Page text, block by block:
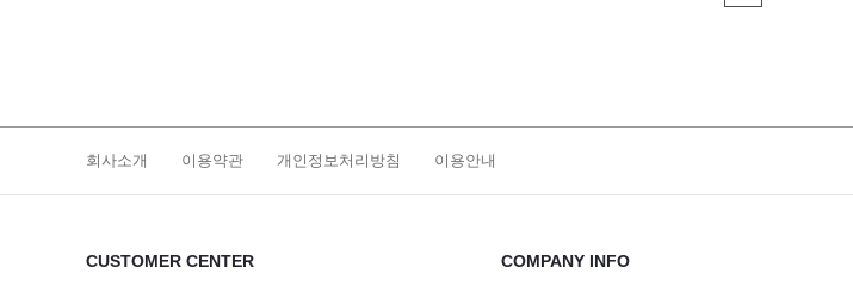
회사소개 이용약관 개인정보처리방침 이용안내
CUSTOMER CENTER COMPANY INFO